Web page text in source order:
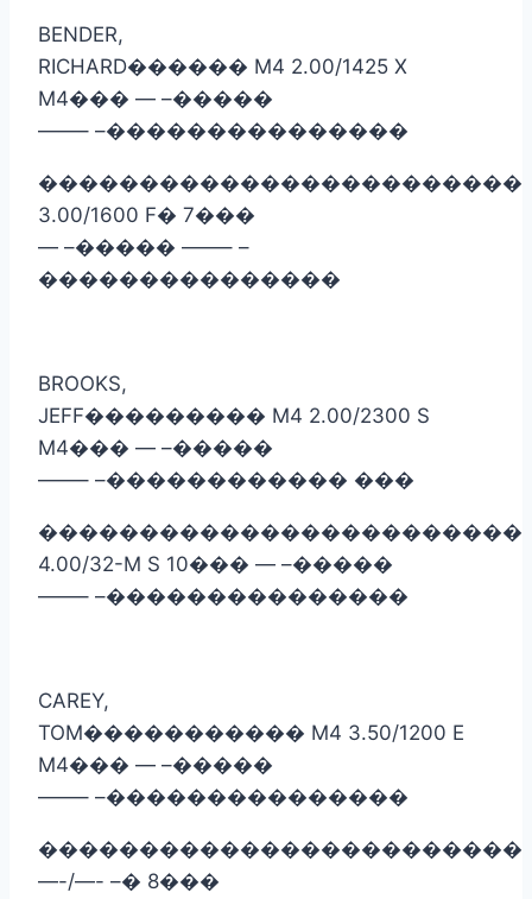
BENDER,
RICHARD������ M4 2.00/1425 X
M4��� — –�����
——– –���������������
������������������������
3.00/1600 F� 7���
— –����� ——– –
���������������
BROOKS,
JEFF��������� M4 2.00/2300 S
M4��� — –�����
——– –������������ ���
������������������������
4.00/32-M S 10��� — –�����
——– –���������������
CAREY,
TOM����������� M4 3.50/1200 E
M4��� — –�����
——– –���������������
������������������������
—-/—- –� 8���